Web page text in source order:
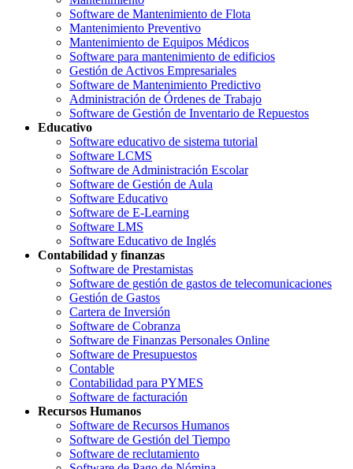
Software de Mantenimiento de Flota
Mantenimiento Preventivo
Mantenimiento de Equipos Médicos
Software para mantenimiento de edificios
Gestión de Activos Empresariales
Software de Mantenimiento Predictivo
Administración de Órdenes de Trabajo
Software de Gestión de Inventario de Repuestos
Educativo
Software educativo de sistema tutorial
Software LCMS
Software de Administración Escolar
Software de Gestión de Aula
Software Educativo
Software de E-Learning
Software LMS
Software Educativo de Inglés
Contabilidad y finanzas
Software de Prestamistas
Software de gestión de gastos de telecomunicaciones
Gestión de Gastos
Cartera de Inversión
Software de Cobranza
Software de Finanzas Personales Online
Software de Presupuestos
Contable
Contabilidad para PYMES
Software de facturación
Recursos Humanos
Software de Recursos Humanos
Software de Gestión del Tiempo
Software de reclutamiento